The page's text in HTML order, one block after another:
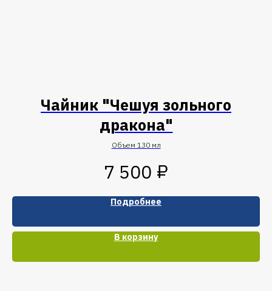
Чайник "Чешуя зольного
дракона"
Объем 130 мл
7 500 ₽
Подробнее
В корзину